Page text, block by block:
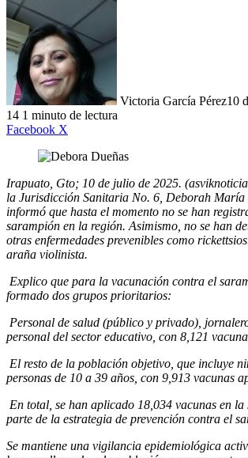
Victoria García Pérez10
14 1 minuto de lectura
Facebook X
Irapuato, Gto; 10 de julio de 2025.
la Jurisdicción Sanitaria No. 6, Deborah María
informó que hasta el momento no se han
sarampión en la región. Asimismo, no se han
otras enfermedades prevenibles como
araña violinista.
Explico que para la vacunación contra el
formado dos grupos prioritarios:
Personal de salud (público y privado),
personal del sector educativo, con 8,121
El resto de la población objetivo, que incluye
personas de 10 a 39 años, con 9,913 vacunas
En total, se han aplicado 18,034 vacunas en
parte de la estrategia de prevención contra el
Se mantiene una vigilancia epidemiológica